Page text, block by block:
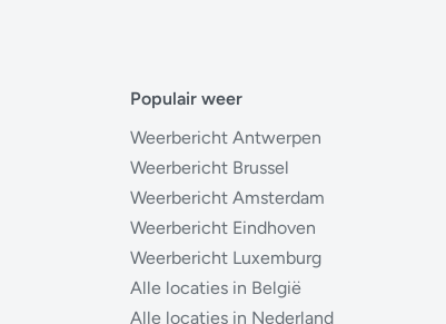
Populair weer
Weerbericht Antwerpen
Weerbericht Brussel
Weerbericht Amsterdam
Weerbericht Eindhoven
Weerbericht Luxemburg
Alle locaties in België
Alle locaties in Nederland